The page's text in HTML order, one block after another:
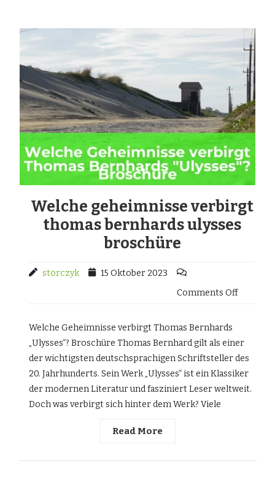
Welche geheimnisse verbirgt
thomas bernhards ulysses
broschüre
storczyk
15 Oktober 2023
Comments Off
Welche Geheimnisse verbirgt Thomas Bernhards
„Ulysses“? Broschüre Thomas Bernhard gilt als einer
der wichtigsten deutschsprachigen Schriftsteller des
20. Jahrhunderts. Sein Werk „Ulysses“ ist ein Klassiker
der modernen Literatur und fasziniert Leser weltweit.
Doch was verbirgt sich hinter dem Werk? Viele
Read More